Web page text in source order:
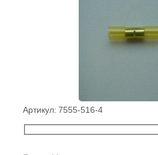
Артикул: 7555-516-4